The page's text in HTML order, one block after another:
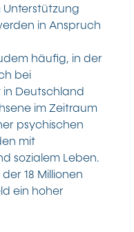
in Anspruch
häufig, in der
bei
in Deutschland
im Zeitraum
psychischen
mit
sozialem Leben.
18 Millionen
ein hoher